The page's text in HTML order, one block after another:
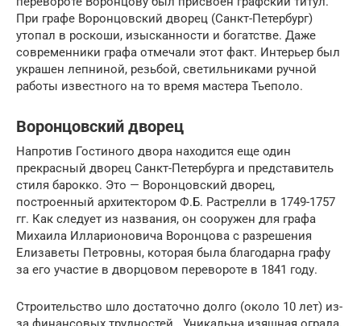
При графе Воронцовский дворец (Санкт-Петербург)
утопал в роскоши, изысканности и богатстве. Даже
современники графа отмечали этот факт. Интерьер был
украшен лепниной, резьбой, светильниками ручной
работы известного на то время мастера Тьеполо.
Воронцовский дворец
Напротив Гостиного двора находится еще один
прекрасный дворец Санкт-Петербурга и представитель
стиля барокко. Это — Воронцовский дворец,
построенный архитектором Ф.Б. Растрелли в 1749-1757
гг. Как следует из названия, он сооружен для графа
Михаила Илларионовича Воронцова с разрешения
Елизаветы Петровны, которая была благодарна графу
за его участие в дворцовом перевороте в 1841 году.
Строительство шло достаточно долго (около 10 лет) из-